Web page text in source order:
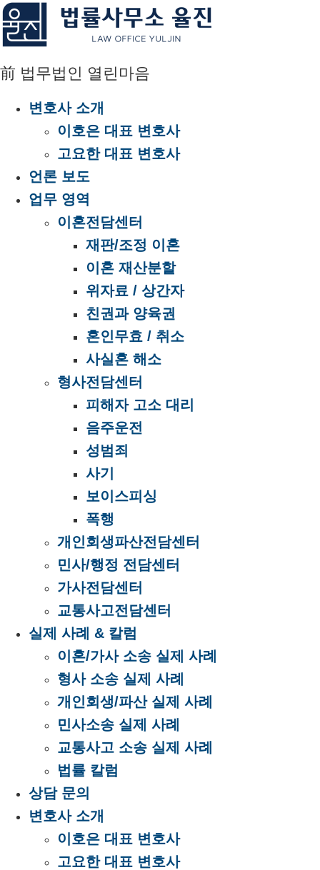
콘
텐
로
前 법무법인 열린마음
변호사 소개
이호은 대표 변호사
고요한 대표 변호사
언론 보도
업무 영역
이혼전담센터
재판/조정 이혼
이혼 재산분할
위자료 / 상간자
친권과 양육권
혼인무효 / 취소
사실혼 해소
형사전담센터
피해자 고소 대리
음주운전
성범죄
사기
보이스피싱
폭행
개인회생파산전담센터
민사/행정 전담센터
가사전담센터
교통사고전담센터
실제 사례 & 칼럼
이혼/가사 소송 실제 사례
형사 소송 실제 사례
개인회생/파산 실제 사례
민사소송 실제 사례
교통사고 소송 실제 사례
법률 칼럼
상담 문의
변호사 소개
이호은 대표 변호사
고요한 대표 변호사